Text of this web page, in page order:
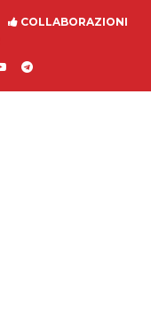
COLLABORAZIONI